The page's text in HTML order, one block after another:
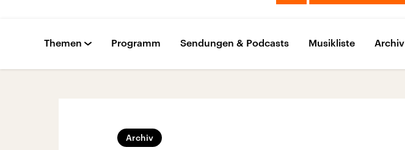
Themen Programm Sendungen & Podcasts Musikliste Archiv
Archiv